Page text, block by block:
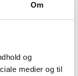
Om
og
medier og til